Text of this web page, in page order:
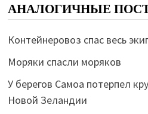
АНАЛОГИЧНЫЕ
Контейнеровоз спас весь
Моряки спасли моряков
У берегов Самоа потерпел
Новой Зеландии